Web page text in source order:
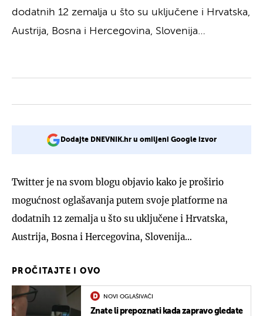
dodatnih 12 zemalja u što su uključene i Hrvatska,
Austrija, Bosna i Hercegovina, Slovenija…
Dodajte DNEVNIK.hr u omiljeni Google izvor
Twitter je na svom blogu objavio kako je proširio
mogućnost oglašavanja putem svoje platforme na
dodatnih 12 zemalja u što su uključene i Hrvatska,
Austrija, Bosna i Hercegovina, Slovenija…
PROČITAJTE I OVO
NOVI OGLAŠIVAČI
Znate li prepoznati kada zapravo gledate